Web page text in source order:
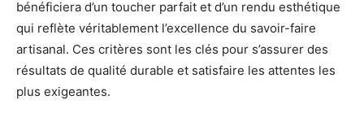
bénéficiera d’un toucher parfait et d’un rendu esthétique
qui reflète véritablement l’excellence du savoir-faire
artisanal. Ces critères sont les clés pour s’assurer des
résultats de qualité durable et satisfaire les attentes les
plus exigeantes.